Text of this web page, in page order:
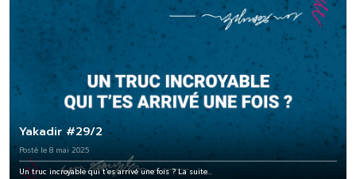
Yakadir #29/2
Posté le 8 mai 2025
Un truc incroyable qui t’es arrivé une fois ? La suite...